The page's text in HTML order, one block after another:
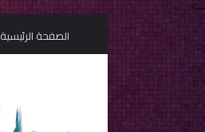
-->
الصفحة الرئيسية